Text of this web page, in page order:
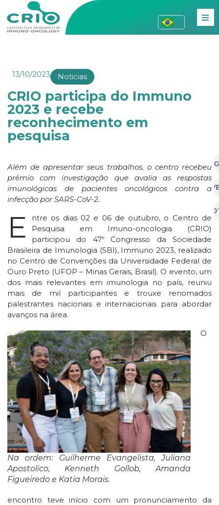
13/10/2023 Noticias
CRIO participa do Immuno
2023 e recebe
reconhecimento em
pesquisa
Além de apresentar seus trabalhos, o centro recebeu
prêmio com investigação que avalia as respostas
imunológicas de pacientes oncológicos contra a
infecção por SARS-CoV-2.
E ntre os dias 02 e 06 de outubro, o Centro de
Pesquisa em Imuno-oncologia (CRIO)
participou do 47º Congresso da Sociedade
Brasileira de Imunologia (SBI), Immuno 2023, realizado
no Centro de Convenções da Universidade Federal de
Ouro Preto (UFOP – Minas Gerais, Brasil). O evento, um
dos mais relevantes em imunologia no país, reuniu
mais de mil participantes e trouxe renomados
palestrantes nacionais e internacionais para abordar
avanços na área.
Na ordem: Guilherme Evangelista, Juliana
Apostolico, Kenneth Gollob, Amanda
Figueiredo e Katia Morais.
O
encontro teve início com um pronunciamento da